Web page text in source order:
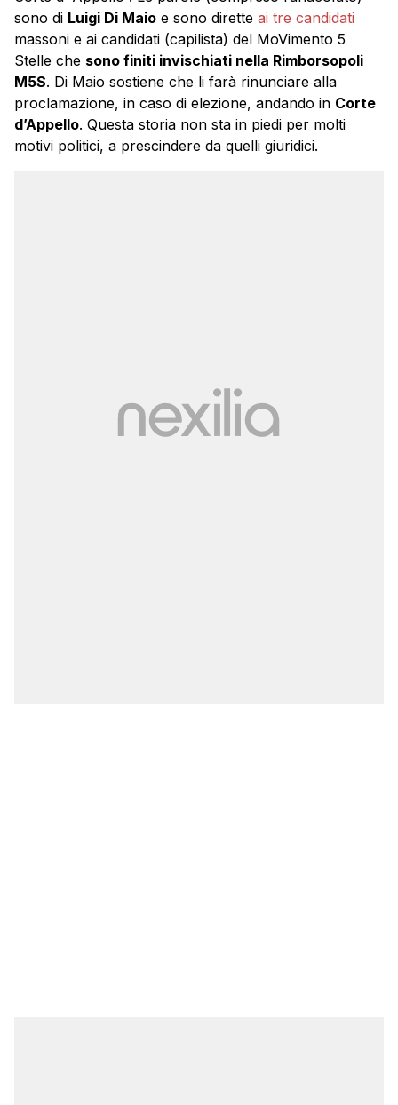
sono di Luigi Di Maio e sono dirette ai tre candidati
massoni e ai candidati (capilista) del MoVimento 5
Stelle che sono finiti invischiati nella Rimborsopoli
M5S. Di Maio sostiene che li farà rinunciare alla
proclamazione, in caso di elezione, andando in Corte
d’Appello. Questa storia non sta in piedi per molti
motivi politici, a prescindere da quelli giuridici.